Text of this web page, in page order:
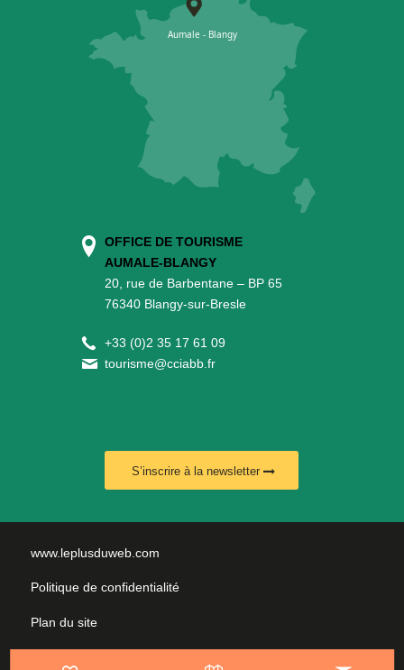
OFFICE DE TOURISME
AUMALE-BLANGY
20, rue de Barbentane – BP 65
76340 Blangy-sur-Bresle
+33 (0)2 35 17 61 09
tourisme@cciabb.fr
S’inscrire à la newsletter
www.leplusduweb.com
Politique de confidentialité
Plan du site